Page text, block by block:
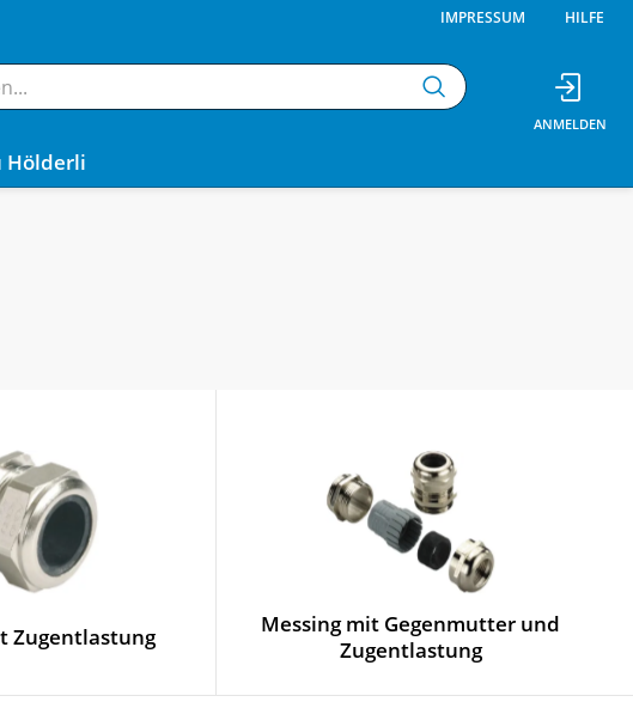
IMPRESSUM HILFE
Hölderli
Zugentlastung
Messing mit Gegenmutter und
Zugentlastung